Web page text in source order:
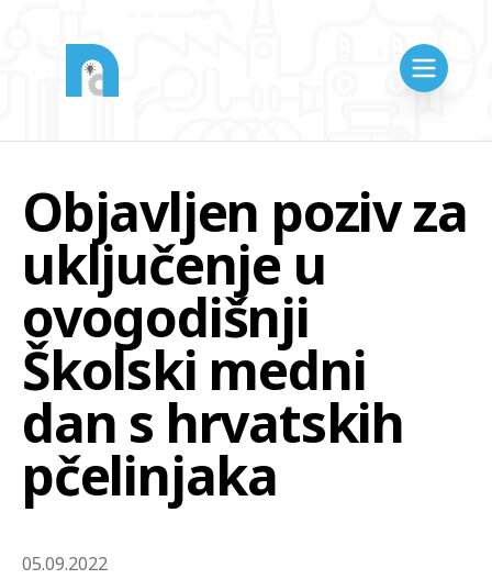
Objavljen poziv za
uključenje u
ovogodišnji
Školski medni
dan s hrvatskih
pčelinjaka
05.09.2022